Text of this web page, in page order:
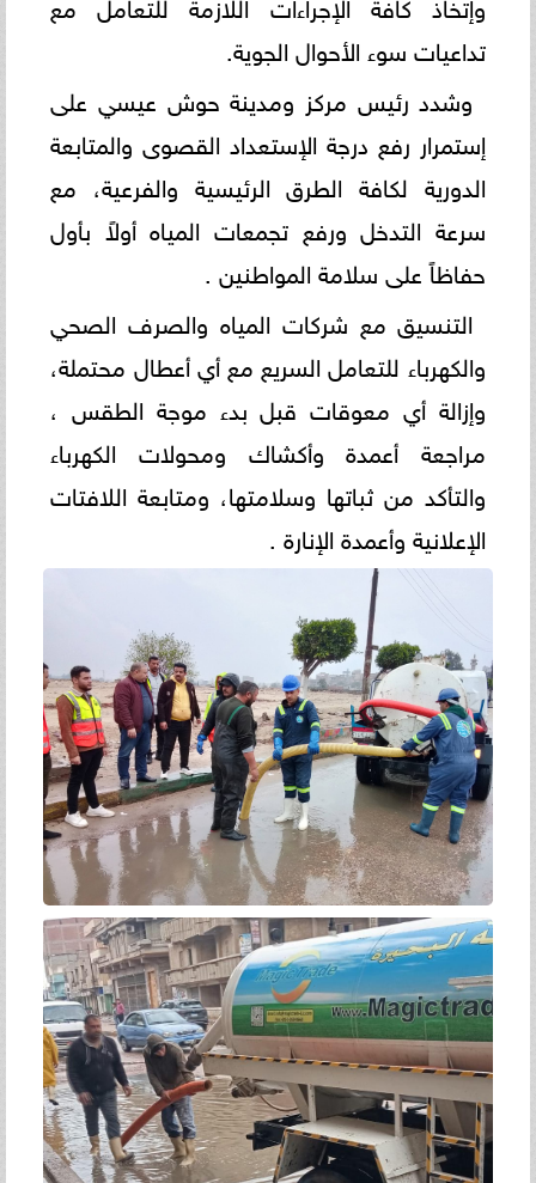
تداعيات سوء الأحوال الجوية.
وشدد رئيس مركز ومدينة حوش عيسي على
إستمرار رفع درجة الإستعداد القصوى والمتابعة
الدورية لكافة الطرق الرئيسية والفرعية، مع
سرعة التدخل ورفع تجمعات المياه أولاً بأول
حفاظاً على سلامة المواطنين .
التنسيق مع شركات المياه والصرف الصحي
والكهرباء للتعامل السريع مع أي أعطال محتملة،
وإزالة أي معوقات قبل بدء موجة الطقس ،
مراجعة أعمدة وأكشاك ومحولات الكهرباء
والتأكد من ثباتها وسلامتها، ومتابعة اللافتات
الإعلانية وأعمدة الإنارة .